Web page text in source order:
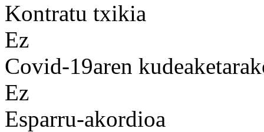
Kontratu txikia
Ez
Covid-19aren
Ez
Esparru-akordioa